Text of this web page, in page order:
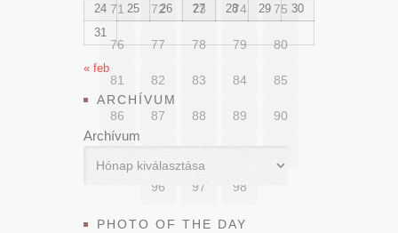
71 72 73 74 75
76 77 78 79 80
81 82 83 84 85
86 87 88 89 90
96 97 98
24
25 26 27 28 29
30
31
« feb
ARCHÍVUM
Archívum
PHOTO OF THE DAY